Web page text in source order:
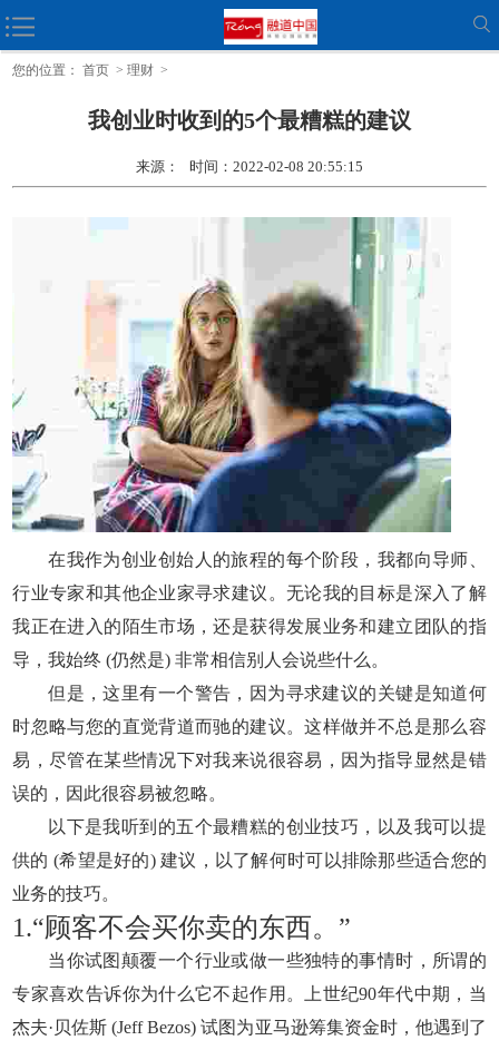
如何实现从首席执行官到企业家的飞跃
您的位置： 首页 > 理财 >
我创业时收到的5个最糟糕的建议
来源： 时间：2022-02-08 20:55:15
在我作为创业创始人的旅程的每个阶段，我都向导师、
行业专家和其他企业家寻求建议。无论我的目标是深入了解
我正在进入的陌生市场，还是获得发展业务和建立团队的指
导，我始终 (仍然是) 非常相信别人会说些什么。
但是，这里有一个警告，因为寻求建议的关键是知道何
时忽略与您的直觉背道而驰的建议。这样做并不总是那么容
易，尽管在某些情况下对我来说很容易，因为指导显然是错
误的，因此很容易被忽略。
以下是我听到的五个最糟糕的创业技巧，以及我可以提
供的 (希望是好的) 建议，以了解何时可以排除那些适合您的
业务的技巧。
1.“顾客不会买你卖的东西。”
当你试图颠覆一个行业或做一些独特的事情时，所谓的
专家喜欢告诉你为什么它不起作用。上世纪90年代中期，当
杰夫·贝佐斯 (Jeff Bezos) 试图为亚马逊筹集资金时，他遇到了